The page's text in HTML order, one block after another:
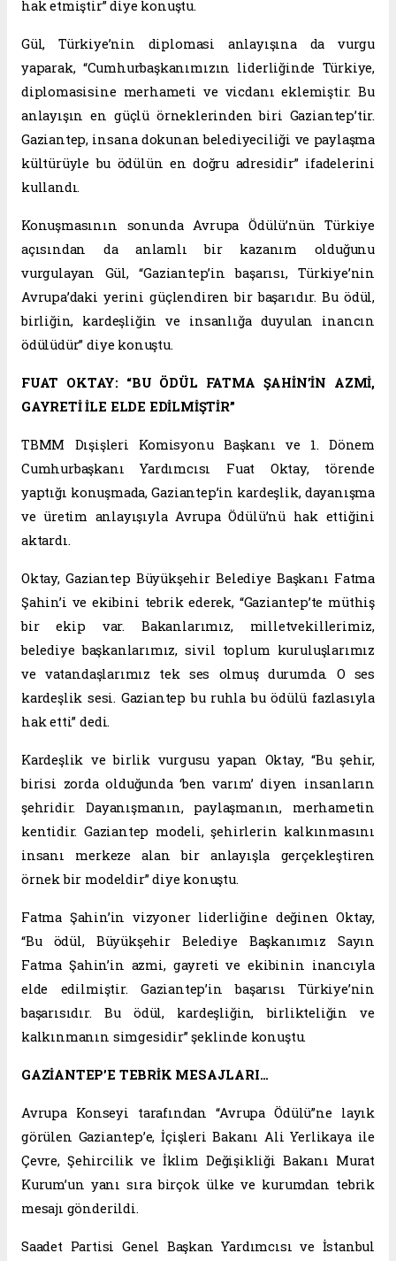
hak etmiştir” diye konuştu.
Gül, Türkiye’nin diplomasi anlayışına da vurgu
yaparak, “Cumhurbaşkanımızın liderliğinde Türkiye,
diplomasisine merhameti ve vicdanı eklemiştir. Bu
anlayışın en güçlü örneklerinden biri Gaziantep’tir.
Gaziantep, insana dokunan belediyeciliği ve paylaşma
kültürüyle bu ödülün en doğru adresidir” ifadelerini
kullandı.
Konuşmasının sonunda Avrupa Ödülü’nün Türkiye
açısından da anlamlı bir kazanım olduğunu
vurgulayan Gül, “Gaziantep’in başarısı, Türkiye’nin
Avrupa’daki yerini güçlendiren bir başarıdır. Bu ödül,
birliğin, kardeşliğin ve insanlığa duyulan inancın
ödülüdür” diye konuştu.
FUAT OKTAY: “BU ÖDÜL FATMA ŞAHİN’İN AZMİ,
GAYRETİ İLE ELDE EDİLMİŞTİR”
TBMM Dışişleri Komisyonu Başkanı ve 1. Dönem
Cumhurbaşkanı Yardımcısı Fuat Oktay, törende
yaptığı konuşmada, Gaziantep’in kardeşlik, dayanışma
ve üretim anlayışıyla Avrupa Ödülü’nü hak ettiğini
aktardı.
Oktay, Gaziantep Büyükşehir Belediye Başkanı Fatma
Şahin’i ve ekibini tebrik ederek, “Gaziantep’te müthiş
bir ekip var. Bakanlarımız, milletvekillerimiz,
belediye başkanlarımız, sivil toplum kuruluşlarımız
ve vatandaşlarımız tek ses olmuş durumda. O ses
kardeşlik sesi. Gaziantep bu ruhla bu ödülü fazlasıyla
hak etti” dedi.
Kardeşlik ve birlik vurgusu yapan Oktay, “Bu şehir,
birisi zorda olduğunda ‘ben varım’ diyen insanların
şehridir. Dayanışmanın, paylaşmanın, merhametin
kentidir. Gaziantep modeli, şehirlerin kalkınmasını
insanı merkeze alan bir anlayışla gerçekleştiren
örnek bir modeldir” diye konuştu.
Fatma Şahin’in vizyoner liderliğine değinen Oktay,
“Bu ödül, Büyükşehir Belediye Başkanımız Sayın
Fatma Şahin’in azmi, gayreti ve ekibinin inancıyla
elde edilmiştir. Gaziantep’in başarısı Türkiye’nin
başarısıdır. Bu ödül, kardeşliğin, birlikteliğin ve
kalkınmanın simgesidir” şeklinde konuştu.
GAZİANTEP’E TEBRİK MESAJLARI…
Avrupa Konseyi tarafından “Avrupa Ödülü”ne layık
görülen Gaziantep’e, İçişleri Bakanı Ali Yerlikaya ile
Çevre, Şehircilik ve İklim Değişikliği Bakanı Murat
Kurum’un yanı sıra birçok ülke ve kurumdan tebrik
mesajı gönderildi.
Saadet Partisi Genel Başkan Yardımcısı ve İstanbul